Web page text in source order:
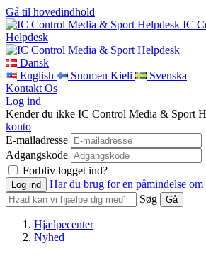
Gå til hovedindhold
IC
Helpdesk
Dansk
English
Suomen Kieli
Svenska
Kontakt Os
Log ind
Kender du ikke IC Control Media & Sport
konto
E-mailadresse
Adgangskode
Forbliv logget ind?
Har du brug for en påmindelse om
Søg
Hjælpecenter
Nyhed